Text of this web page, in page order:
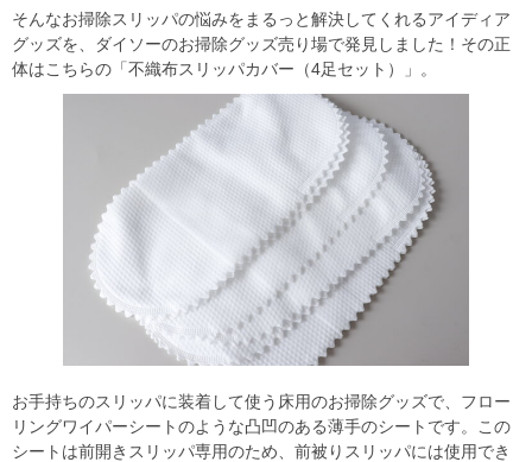
そんなお掃除スリッパの悩みをまるっと解決してくれるアイディア
グッズを、ダイソーのお掃除グッズ売り場で発見しました！その正
体はこちらの「不織布スリッパカバー（4足セット）」。
お手持ちのスリッパに装着して使う床用のお掃除グッズで、フロー
リングワイパーシートのような凸凹のある薄手のシートです。この
シートは前開きスリッパ専用のため、前被りスリッパには使用でき